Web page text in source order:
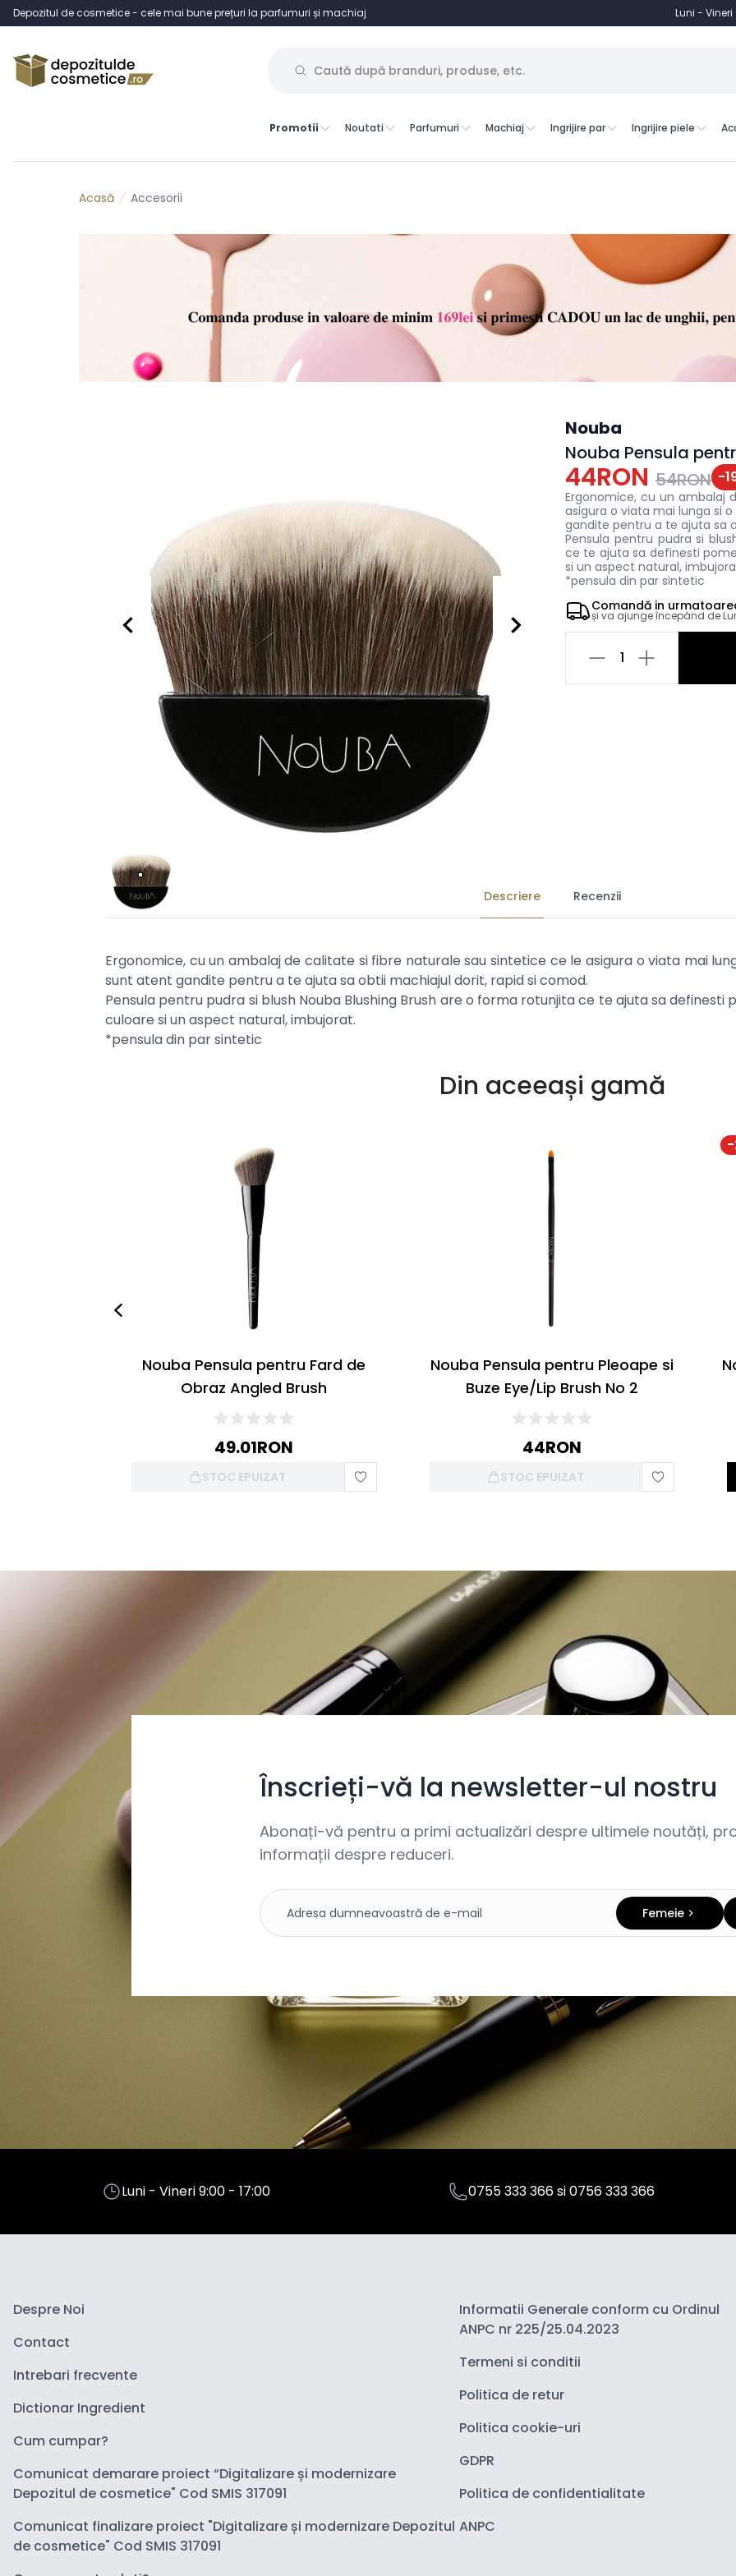
Depozitul de cosmetice - cele mai bune prețuri la parfumuri și machiaj Luni - Vineri
Promotii Noutati Parfumuri Machiaj Ingrijire par Ingrijire piele
Acasă Accesorii
Nouba
Nouba Pensula
44RON 54RON -
Ergonomice, cu un ambalaj
asigura o viata mai lunga si
gandite pentru a te ajuta sa
Pensula pentru pudra si
ce te ajuta sa definesti
si un aspect natural,
*pensula din par sintetic
Comandă in
și va ajunge începând de
1
Descriere Recenzii
Ergonomice, cu un ambalaj de calitate si fibre naturale sau sintetice ce le asigura o viata mai
sunt atent gandite pentru a te ajuta sa obtii machiajul dorit, rapid si comod.
Pensula pentru pudra si blush Nouba Blushing Brush are o forma rotunjita ce te ajuta sa definesti
culoare si un aspect natural, imbujorat.
*pensula din par sintetic
Din aceeași gamă
Nouba Pensula pentru Fard de
Obraz Angled Brush
49.01RON
STOC EPUIZAT
Nouba Pensula pentru Pleoape si
Buze Eye/Lip Brush No 2
44RON
STOC EPUIZAT
-
Înscrieți-vă la newsletter-ul nostru
Abonați-vă pentru a primi actualizări despre ultimele noutăți,
informații despre reduceri.
Femeie
Luni - Vineri 9:00 - 17:00 0755 333 366si0756 333 366
Despre Noi
Contact
Intrebari frecvente
Dictionar Ingredient
Cum cumpar?
Comunicat demarare proiect “Digitalizare și modernizare
Depozitul de cosmetice" Cod SMIS 317091
Comunicat finalizare proiect "Digitalizare și modernizare Depozitul
de cosmetice" Cod SMIS 317091
Informatii Generale conform cu Ordinul
ANPC nr 225/25.04.2023
Termeni si conditii
Politica de retur
Politica cookie-uri
GDPR
Politica de confidentialitate
ANPC